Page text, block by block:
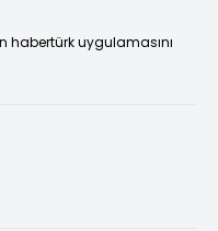
habertürk uygulamasını